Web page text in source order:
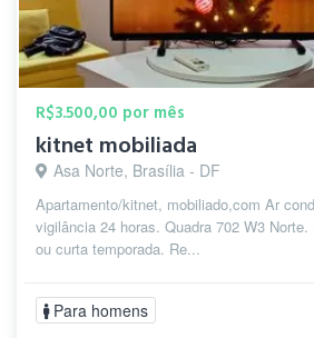
R$3.500,00 por mês
kitnet mobiliada
Asa Norte, Brasília - DF
Apartamento/kitnet, mobiliado,com Ar
vigilância 24 horas. Quadra 702 W3
ou curta temporada. Re...
Para homens